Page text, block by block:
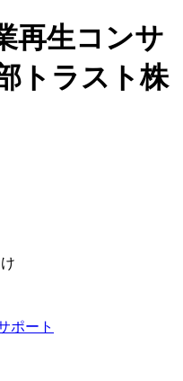
再生コンサ
トラスト株
ポート